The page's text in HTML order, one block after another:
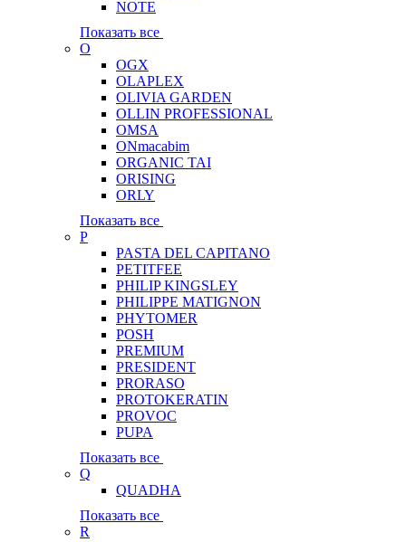
NOTE
Показать все
O
OGX
OLAPLEX
OLIVIA GARDEN
OLLIN PROFESSIONAL
OMSA
ONmacabim
ORGANIC TAI
ORISING
ORLY
Показать все
P
PASTA DEL CAPITANO
PETITFEE
PHILIP KINGSLEY
PHILIPPE MATIGNON
PHYTOMER
POSH
PREMIUM
PRESIDENT
PRORASO
PROTOKERATIN
PROVOC
PUPA
Показать все
Q
QUADHA
Показать все
R